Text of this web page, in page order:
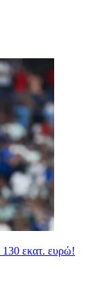
130 εκατ. ευρώ!